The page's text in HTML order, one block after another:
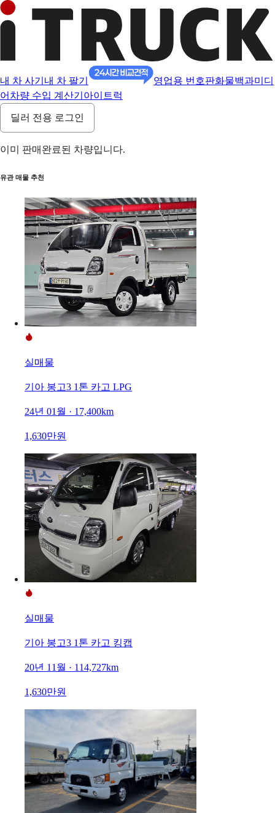
내 차 사기 내 차 팔기 영업용 번호판화물백과미디
어 차량 수입 계산기 아이트럭
딜러 전용 로그인
이미 판매완료된 차량입니다.
유관 매물 추천
실매물
기아 봉고3 1톤 카고 LPG
24년 01월 · 17,400km
1,630만원
실매물
기아 봉고3 1톤 카고 킹캡
20년 11월 · 114,727km
1,630만원